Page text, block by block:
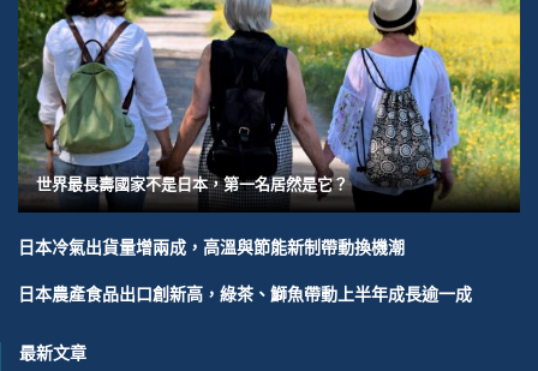
世界最長壽國家不是日本，第一名居然是它？
日本冷氣出貨量增兩成，高溫與節能新制帶動換機潮
日本農產食品出口創新高，綠茶、鰤魚帶動上半年成長逾一成
最新文章